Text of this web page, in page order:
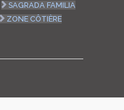
SAGRADA FAMILIA
ZONE CÔTIÈRE